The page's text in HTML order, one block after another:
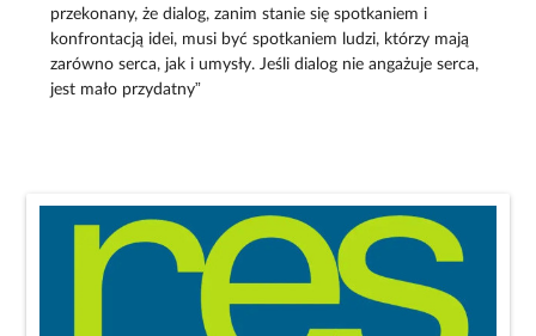
przekonany, że dialog, zanim stanie się spotkaniem i
konfrontacją idei, musi być spotkaniem ludzi, którzy mają
zarówno serca, jak i umysły. Jeśli dialog nie angażuje serca,
jest mało przydatny”